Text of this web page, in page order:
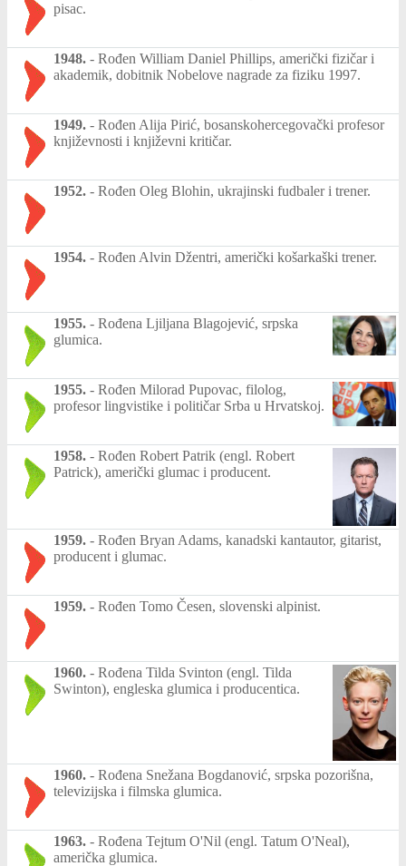
pisac.
1948. - Rođen William Daniel Phillips, američki fizičar i
akademik, dobitnik Nobelove nagrade za fiziku 1997.
1949. - Rođen Alija Pirić, bosanskohercegovački profesor
književnosti i književni kritičar.
1952. - Rođen Oleg Blohin, ukrajinski fudbaler i trener.
1954. - Rođen Alvin Džentri, američki košarkaški trener.
1955. - Rođena Ljiljana Blagojević, srpska
glumica.
1955. - Rođen Milorad Pupovac, filolog,
profesor lingvistike i političar Srba u Hrvatskoj.
1958. - Rođen Robert Patrik (engl. Robert
Patrick), američki glumac i producent.
1959. - Rođen Bryan Adams, kanadski kantautor, gitarist,
producent i glumac.
1959. - Rođen Tomo Česen, slovenski alpinist.
1960. - Rođena Tilda Svinton (engl. Tilda
Swinton), engleska glumica i producentica.
1960. - Rođena Snežana Bogdanović, srpska pozorišna,
televizijska i filmska glumica.
1963. - Rođena Tejtum O'Nil (engl. Tatum O'Neal),
američka glumica.